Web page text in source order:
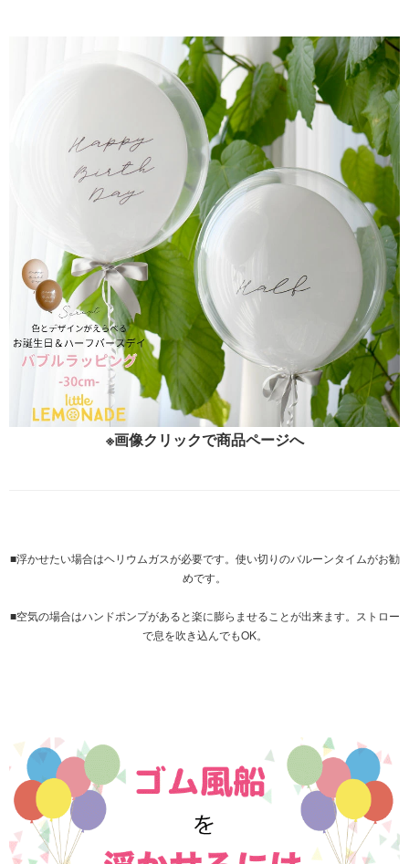
※画像クリックで商品ページへ
■浮かせたい場合はヘリウムガスが必要です。使い切りのバルーンタイムがお勧
めです。
■空気の場合はハンドポンプがあると楽に膨らませることが出来ます。ストロー
で息を吹き込んでもOK。